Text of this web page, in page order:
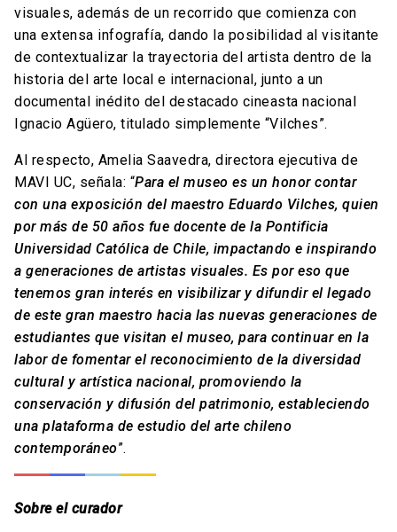
visuales, además de un recorrido que comienza con
una extensa infografía, dando la posibilidad al visitante
de contextualizar la trayectoria del artista dentro de la
historia del arte local e internacional, junto a un
documental inédito del destacado cineasta nacional
Ignacio Agüero, titulado simplemente “Vilches”.
Al respecto, Amelia Saavedra, directora ejecutiva de
MAVI UC, señala: “Para el museo es un honor contar
con una exposición del maestro Eduardo Vilches, quien
por más de 50 años fue docente de la Pontificia
Universidad Católica de Chile, impactando e inspirando
a generaciones de artistas visuales. Es por eso que
tenemos gran interés en visibilizar y difundir el legado
de este gran maestro hacia las nuevas generaciones de
estudiantes que visitan el museo, para continuar en la
labor de fomentar el reconocimiento de la diversidad
cultural y artística nacional, promoviendo la
conservación y difusión del patrimonio, estableciendo
una plataforma de estudio del arte chileno
contemporáneo”.
Sobre el curador